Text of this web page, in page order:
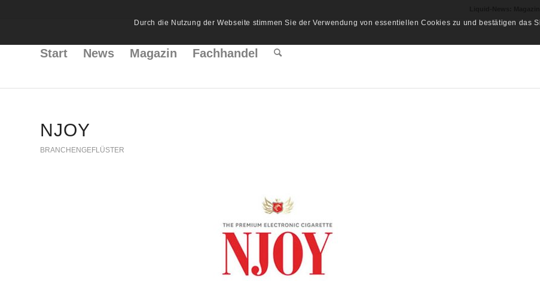
Start News Magazin Fachhandel
NJOY
BRANCHENGEFLÜSTER
Durch die Nutzung der Webseite stimmen Sie der Verwendung von essentiellen Cookies zu und bestätigen das